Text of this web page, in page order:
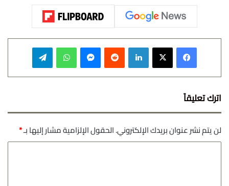
فيسبوك ‫X لينكدإن واتساب
اترك تعليقاً
لن يتم نشر عنوان بريدك الإلكتروني.الحقول الإلزامية مشار إليها بـ*